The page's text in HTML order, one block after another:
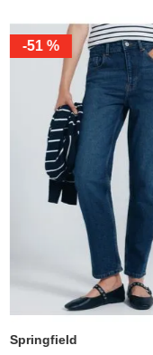
-51 %
38
40
44 46
Springfield